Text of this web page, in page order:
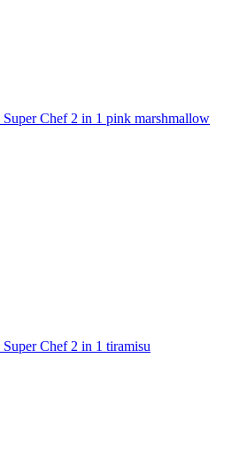
Super Chef 2 in 1 pink marshmallow
Chef 2 in 1 tiramisu